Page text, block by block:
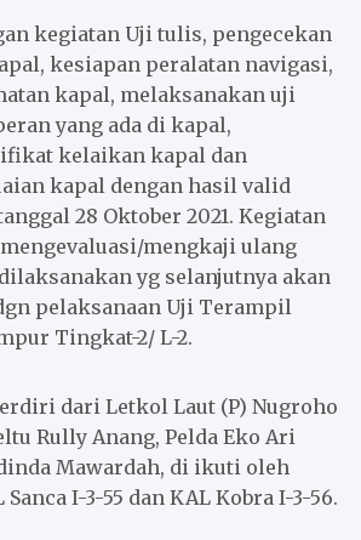
kegiatan Uji tulis, pengecekan
kesiapan peralatan navigasi,
kapal, melaksanakan uji
yang ada di kapal,
kelaikan kapal dan
kapal dengan hasil valid
28 Oktober 2021. Kegiatan
mengkaji ulang
yg selanjutnya akan
pelaksanaan Uji Terampil
Tingkat-2/ L-2.
dari Letkol Laut (P) Nugroho
Rully Anang, Pelda Eko Ari
Mawardah, di ikuti oleh
I-3-55 dan KAL Kobra I-3-56.